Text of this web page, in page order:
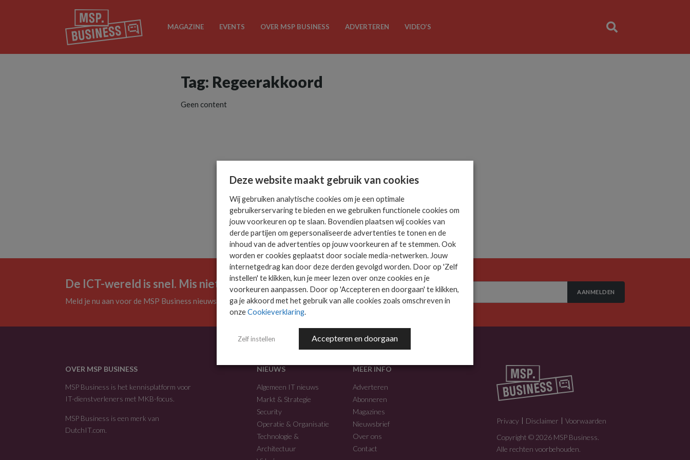
MAGAZINE EVENTS OVER MSP BUSINESS ADVERTEREN VIDEO’S
Tag: Regeerakkoord
Geen content
De ICT-wereld is snel. Mis niets.
Meld je nu aan voor de MSP Business nieuwsbrief.
AANMELDEN
OVER MSP BUSINESS
MSP Business is het kennisplatform voor
IT-dienstverleners met MKB-focus.
MSP Business is een merk van
DutchIT.com
NIEUWS
Algemeen IT nieuws
Markt & Strategie
Security
Operatie & Organisatie
Technologie &
Architectuur
MEER INFO
Adverteren
Abonneren
Magazines
Nieuwsbrief
Over ons
Contact
Privacy Disclaimer
Voorwaarden
Copyright © 2026 MSP Business.
Alle rechten voorbehouden.
Deze website maakt gebruik van cookies
Wij gebruiken analytische cookies om je een optimale
gebruikerservaring te bieden en we gebruiken functionele cookies om
jouw voorkeuren op te slaan. Bovendien plaatsen wij cookies van
derde partijen om gepersonaliseerde advertenties te tonen en de
inhoud van de advertenties op jouw voorkeuren af te stemmen. Ook
worden er cookies geplaatst door sociale media-netwerken. Jouw
internetgedrag kan door deze derden gevolgd worden. Door op 'Zelf
instellen' te klikken, kun je meer lezen over onze cookies en je
voorkeuren aanpassen. Door op 'Accepteren en doorgaan' te klikken,
ga je akkoord met het gebruik van alle cookies zoals omschreven in
onzeCookieverklaring.
Zelf instellen Accepteren en doorgaan